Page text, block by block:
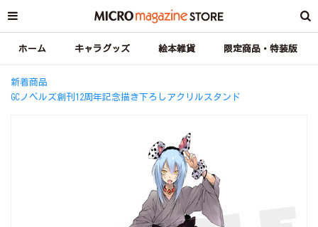
ホーム キャラグッズ 絵本雑貨 限定商品・特装版
新着商品
GCノベルズ創刊12周年記念描き下ろしアクリルスタンド